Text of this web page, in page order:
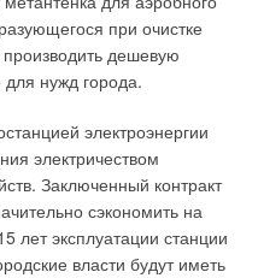
при очистке
производить дешевую
нужд города.
электроэнергии
электричеством
Заключенный контракт
сэкономить на
лет эксплуатации станции
власти будут иметь